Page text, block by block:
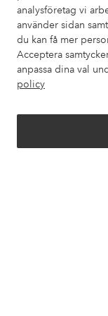
analysföretag vi
använder sidan
du kan få mer
Acceptera
anpassa dina val
policy
Mina sidor
Om Ellos
Villkor